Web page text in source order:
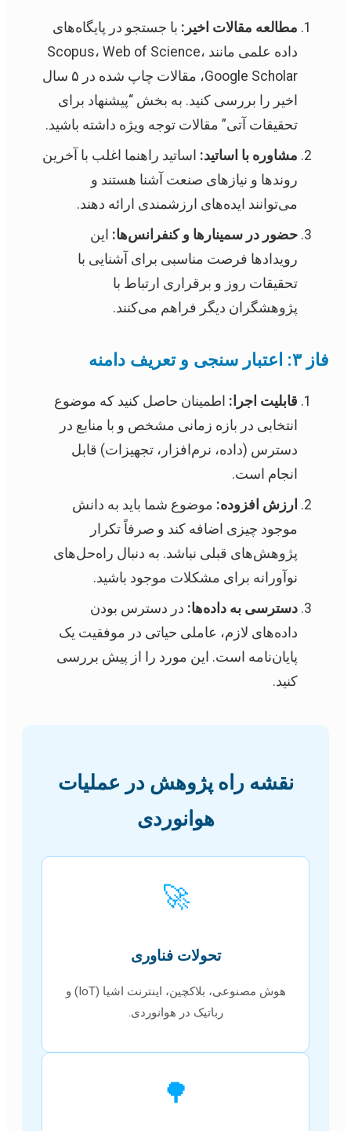
مطالعه مقالات اخیر: با جستجو در پایگاه‌های
داده علمی مانند Scopus، Web of Science،
Google Scholar، مقالات چاپ شده در ۵ سال
اخیر را بررسی کنید. به بخش “پیشنهاد برای
تحقیقات آتی” مقالات توجه ویژه داشته باشید.
مشاوره با اساتید: اساتید راهنما اغلب با آخرین
روندها و نیازهای صنعت آشنا هستند و
می‌توانند ایده‌های ارزشمندی ارائه دهند.
حضور در سمینارها و کنفرانس‌ها: این
رویدادها فرصت مناسبی برای آشنایی با
تحقیقات روز و برقراری ارتباط با
پژوهشگران دیگر فراهم می‌کنند.
فاز ۳: اعتبار سنجی و تعریف دامنه
قابلیت اجرا: اطمینان حاصل کنید که موضوع
انتخابی در بازه زمانی مشخص و با منابع در
دسترس (داده، نرم‌افزار، تجهیزات) قابل
انجام است.
ارزش افزوده: موضوع شما باید به دانش
موجود چیزی اضافه کند و صرفاً تکرار
پژوهش‌های قبلی نباشد. به دنبال راه‌حل‌های
نوآورانه برای مشکلات موجود باشید.
دسترسی به داده‌ها: در دسترس بودن
داده‌های لازم، عاملی حیاتی در موفقیت یک
پایان‌نامه است. این مورد را از پیش بررسی
کنید.
نقشه راه پژوهش در عملیات
هوانوردی
🚀
تحولات فناوری
هوش مصنوعی، بلاکچین، اینترنت اشیا (IoT) و
رباتیک در هوانوردی.
🌳